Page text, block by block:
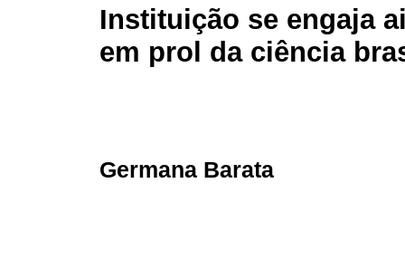
Instituição se engaja
em prol da ciência
Germana Barata